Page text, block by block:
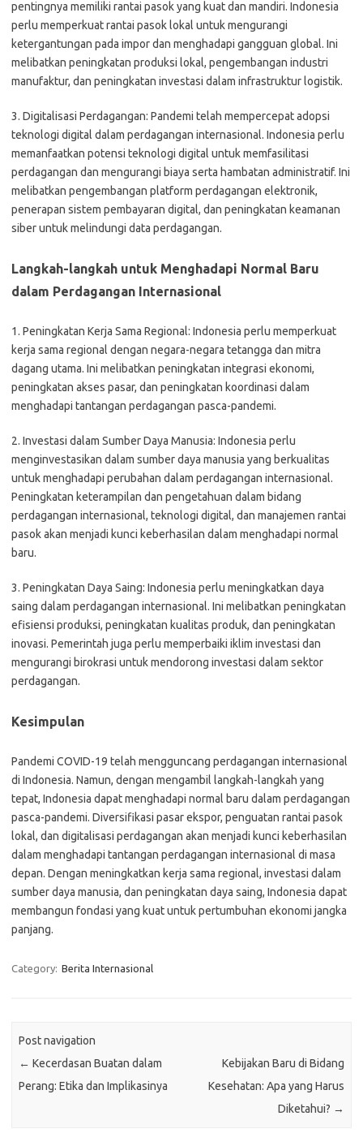
pentingnya memiliki rantai pasok yang kuat dan mandiri. Indonesia
perlu memperkuat rantai pasok lokal untuk mengurangi
ketergantungan pada impor dan menghadapi gangguan global. Ini
melibatkan peningkatan produksi lokal, pengembangan industri
manufaktur, dan peningkatan investasi dalam infrastruktur logistik.
3. Digitalisasi Perdagangan: Pandemi telah mempercepat adopsi
teknologi digital dalam perdagangan internasional. Indonesia perlu
memanfaatkan potensi teknologi digital untuk memfasilitasi
perdagangan dan mengurangi biaya serta hambatan administratif. Ini
melibatkan pengembangan platform perdagangan elektronik,
penerapan sistem pembayaran digital, dan peningkatan keamanan
siber untuk melindungi data perdagangan.
Langkah-langkah untuk Menghadapi Normal Baru
dalam Perdagangan Internasional
1. Peningkatan Kerja Sama Regional: Indonesia perlu memperkuat
kerja sama regional dengan negara-negara tetangga dan mitra
dagang utama. Ini melibatkan peningkatan integrasi ekonomi,
peningkatan akses pasar, dan peningkatan koordinasi dalam
menghadapi tantangan perdagangan pasca-pandemi.
2. Investasi dalam Sumber Daya Manusia: Indonesia perlu
menginvestasikan dalam sumber daya manusia yang berkualitas
untuk menghadapi perubahan dalam perdagangan internasional.
Peningkatan keterampilan dan pengetahuan dalam bidang
perdagangan internasional, teknologi digital, dan manajemen rantai
pasok akan menjadi kunci keberhasilan dalam menghadapi normal
baru.
3. Peningkatan Daya Saing: Indonesia perlu meningkatkan daya
saing dalam perdagangan internasional. Ini melibatkan peningkatan
efisiensi produksi, peningkatan kualitas produk, dan peningkatan
inovasi. Pemerintah juga perlu memperbaiki iklim investasi dan
mengurangi birokrasi untuk mendorong investasi dalam sektor
perdagangan.
Kesimpulan
Pandemi COVID-19 telah mengguncang perdagangan internasional
di Indonesia. Namun, dengan mengambil langkah-langkah yang
tepat, Indonesia dapat menghadapi normal baru dalam perdagangan
pasca-pandemi. Diversifikasi pasar ekspor, penguatan rantai pasok
lokal, dan digitalisasi perdagangan akan menjadi kunci keberhasilan
dalam menghadapi tantangan perdagangan internasional di masa
depan. Dengan meningkatkan kerja sama regional, investasi dalam
sumber daya manusia, dan peningkatan daya saing, Indonesia dapat
membangun fondasi yang kuat untuk pertumbuhan ekonomi jangka
panjang.
Category: Berita Internasional
Post navigation
← Kecerdasan Buatan dalam
Perang: Etika dan Implikasinya
Kebijakan Baru di Bidang
Kesehatan: Apa yang Harus
Diketahui? →